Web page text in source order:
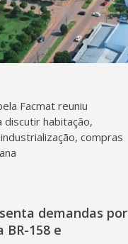
Facmat reuniu
discutir habitação,
compras
demandas por
158 e